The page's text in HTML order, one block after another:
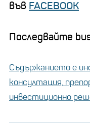
във FACEBOOK
Последвайте
Съдържанието е
консултация,
инвестиционно